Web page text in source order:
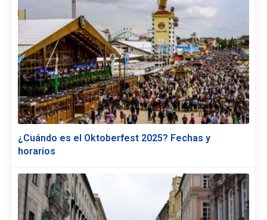
¿Cuándo es el Oktoberfest 2025? Fechas y
horarios